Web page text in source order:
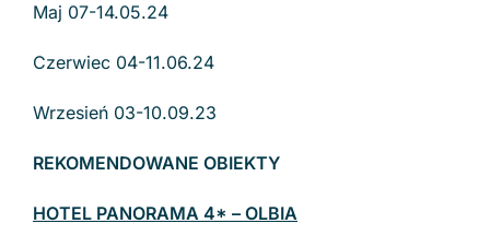
Maj 07-14.05.24
Czerwiec 04-11.06.24
Wrzesień 03-10.09.23
REKOMENDOWANE OBIEKTY
HOTEL PANORAMA 4* – OLBIA